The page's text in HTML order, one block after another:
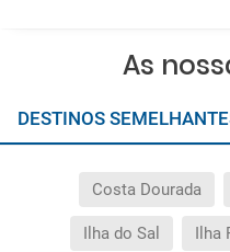
As
DESTINOS
Costa Dourada
Ilha do Sal Ilha